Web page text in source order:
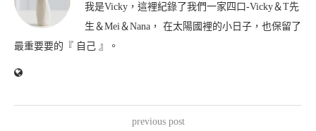
我是Vicky，這裡紀錄了我們一家四口-Vicky＆T先
生＆Mei＆Nana， 在太陽國裡的小日子，也保留了
最重要要的『 自己 』。
previous post